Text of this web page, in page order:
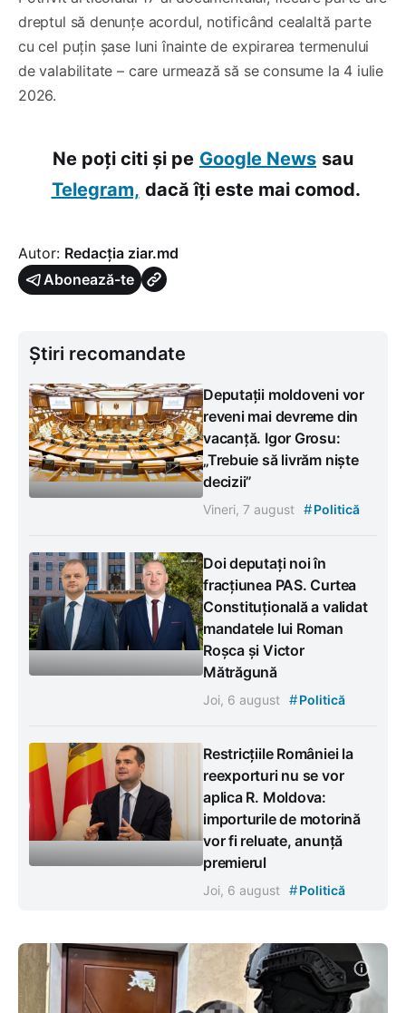
dreptul să denunțe acordul, notificând cealaltă parte
cu cel puțin șase luni înainte de expirarea termenului
de valabilitate – care urmează să se consume la 4 iulie
2026.
Ne poți citi și pe Google News sau
Telegram, dacă îți este mai comod.
Autor: Redacția ziar.md
Abonează-te
Știri recomandate
Deputații moldoveni vor
reveni mai devreme din
vacanță. Igor Grosu:
„Trebuie să livrăm niște
decizii”
Vineri, 7 august #Politică
Doi deputați noi în
fracțiunea PAS. Curtea
Constituțională a validat
mandatele lui Roman
Roșca și Victor
Mătrăgună
Joi, 6 august #Politică
Restricțiile României la
reexporturi nu se vor
aplica R. Moldova:
importurile de motorină
vor fi reluate, anunță
premierul
Joi, 6 august #Politică